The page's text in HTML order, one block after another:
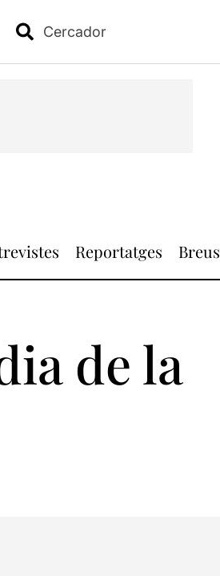
Reportatges Breus
de la